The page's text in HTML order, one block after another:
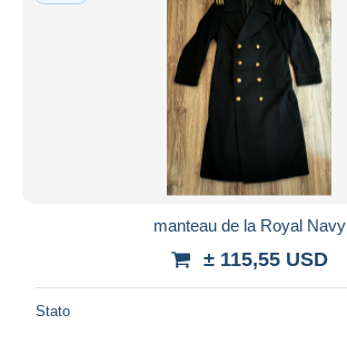
manteau de la Royal Navy
± 115,55 USD
Stato